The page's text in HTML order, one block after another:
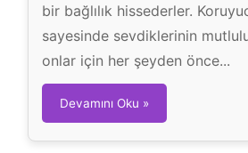
bir bağlılık hissederler.
sayesinde sevdiklerinin
onlar için her şeyden önce...
Devamını Oku »Y
e
n